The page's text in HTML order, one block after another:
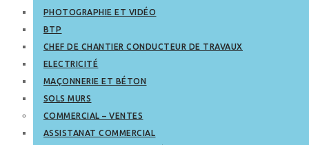
PHOTOGRAPHIE ET VIDÉO
BTP
CHEF DE CHANTIER CONDUCTEUR DE TRAVAUX
ELECTRICITÉ
MAÇONNERIE ET BÉTON
SOLS MURS
COMMERCIAL – VENTES
ASSISTANAT COMMERCIAL